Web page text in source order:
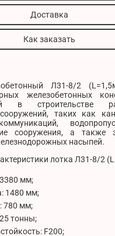
Доставка
Как заказать
Л31-8/2
железобетонных
в строительстве
таких как
сооружения, а также
насыпей.
лотка Л31-8/2
мм;
1480 мм;
780 мм;
тонны;
F200;